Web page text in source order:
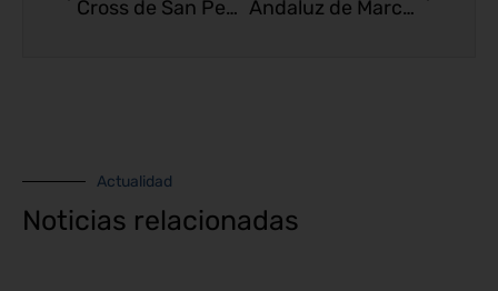
Cross de San Pedro Andaluz de Marcha en Ruta
Actualidad
Noticias relacionadas